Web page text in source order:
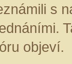
s
objeví.